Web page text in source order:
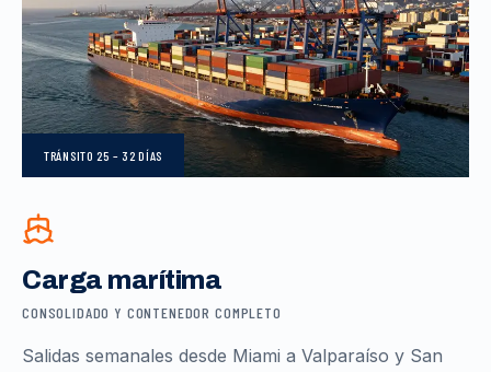
TRÁNSITO 25 – 32 DÍAS
Carga marítima
CONSOLIDADO Y CONTENEDOR COMPLETO
Salidas semanales desde Miami a Valparaíso y San